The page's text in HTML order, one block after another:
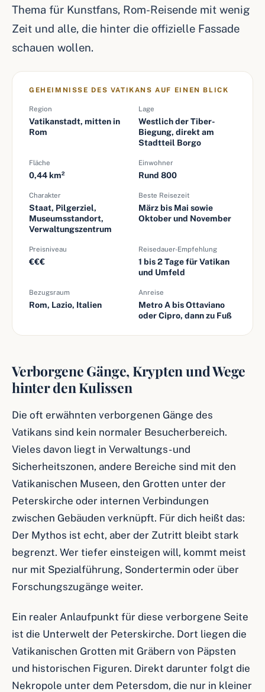
Thema für Kunstfans, Rom-Reisende mit wenig
Zeit und alle, die hinter die offizielle Fassade
schauen wollen.
GEHEIMNISSE DES VATIKANS AUF EINEN BLICK
Region
Vatikanstadt, mitten in
Rom
Lage
Westlich der Tiber-
Biegung, direkt am
Stadtteil Borgo
Fläche
0,44 km²
Einwohner
Rund 800
Charakter
Staat, Pilgerziel,
Museumsstandort,
Verwaltungszentrum
Beste Reisezeit
März bis Mai sowie
Oktober und November
Preisniveau
€€€
Reisedauer-Empfehlung
1 bis 2 Tage für Vatikan
und Umfeld
Bezugsraum
Rom, Lazio, Italien
Anreise
Metro A bis Ottaviano
oder Cipro, dann zu Fuß
Verborgene Gänge, Krypten und Wege
hinter den Kulissen
Die oft erwähnten verborgenen Gänge des
Vatikans sind kein normaler Besucherbereich.
Vieles davon liegt in Verwaltungs- und
Sicherheitszonen, andere Bereiche sind mit den
Vatikanischen Museen, den Grotten unter der
Peterskirche oder internen Verbindungen
zwischen Gebäuden verknüpft. Für dich heißt das:
Der Mythos ist echt, aber der Zutritt bleibt stark
begrenzt. Wer tiefer einsteigen will, kommt meist
nur mit Spezialführung, Sondertermin oder über
Forschungszugänge weiter.
Ein realer Anlaufpunkt für diese verborgene Seite
ist die Unterwelt der Peterskirche. Dort liegen die
Vatikanischen Grotten mit Gräbern von Päpsten
und historischen Figuren. Direkt darunter folgt die
Nekropole unter dem Petersdom, die nur in kleiner